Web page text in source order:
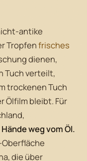
antike
Tropfenfrisches
dienen,
Tuch verteilt,
trockenen Tuch
Ölfilm bleibt. Für
Hände weg vom Öl.
die über